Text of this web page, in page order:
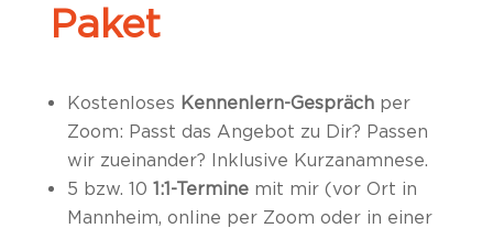
Paket
Kostenloses Kennenlern-Gesprächper
Zoom: Passt das Angebot zu Dir? Passen
wir zueinander? Inklusive Kurzanamnese.
5 bzw. 10 1:1-Terminemit mir (vor Ort in
Mannheim, online per Zoom oder in einer